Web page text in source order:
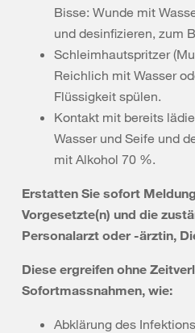
Bisse: Wunde mit
und desinfizieren, zum
Schleimhautspritzer
Reichlich mit Wasser
Flüssigkeit spülen.
Kontakt mit bereits
Wasser und Seife und
mit Alkohol 70 %.
Erstatten Sie sofort
Vorgesetzte(n) und die
Personalarzt oder -ärztin,
Diese ergreifen ohne
Sofortmassnahmen, wie:
Abklärung des